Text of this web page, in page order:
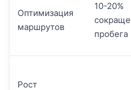
Оптимизация
маршрутов
10-20%
пробега
Рост